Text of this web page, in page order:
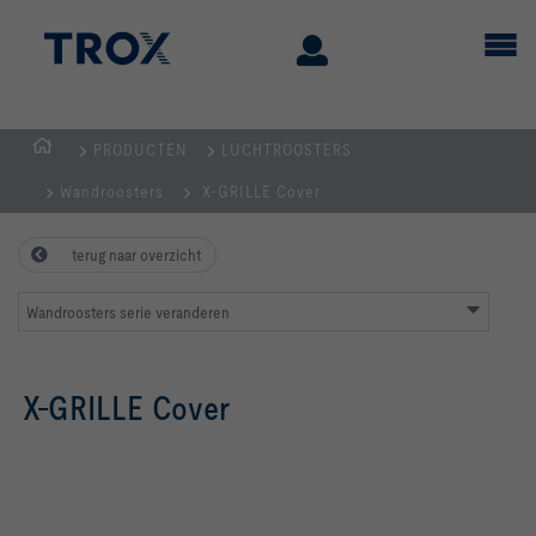
PRODUCTEN LUCHTROOSTERS
Wandroosters X-GRILLE Cover
terug naar overzicht
Wandroosters serie veranderen
X-GRILLE Cover